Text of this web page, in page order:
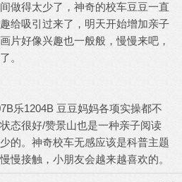
做得太少了，神奇的校车豆豆一直
给吸引过来了，明天开始增加亲子
片好像兴趣也一般般，慢慢来吧，
。
乐1204B 豆豆妈妈各项实操都不
态很好/赞景山也是一种亲子阅读
的。神奇校车无感应该是科普主题
慢接触，小朋友会越来越喜欢的。